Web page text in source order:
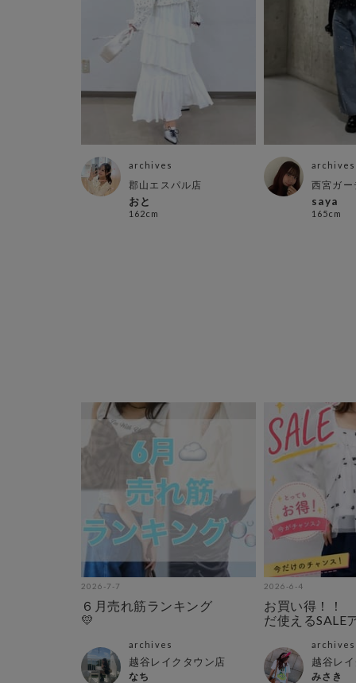
archives
郡山エスパル店
おと
162cm
archives
西宮ガ
saya
165cm
2026-7-7
６月売れ筋ランキング
💛
archives
越谷レイクタウン店
なち
2026-6-4
お買い得！！
だ使えるSALE
archives
越谷レ
みさき